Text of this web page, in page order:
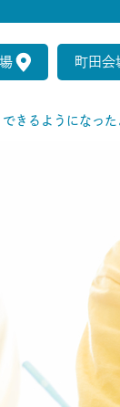
町田会
できるようになった